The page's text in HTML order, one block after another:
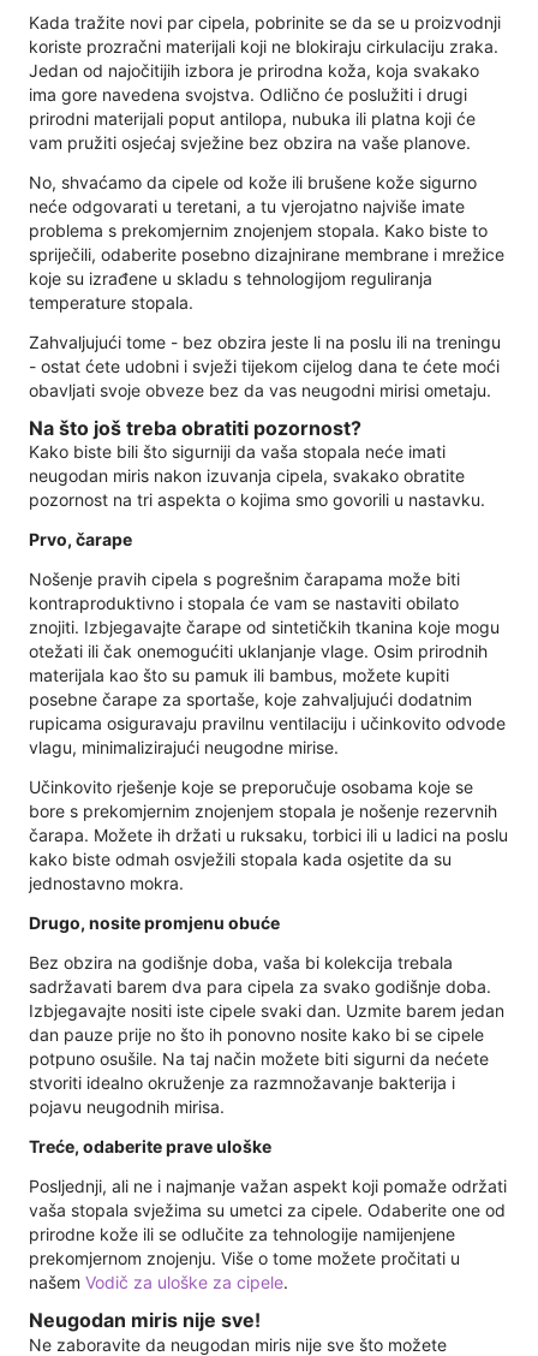
Kada tražite novi par cipela, pobrinite se da se u proizvodnji
koriste prozračni materijali koji ne blokiraju cirkulaciju zraka.
Jedan od najočitijih izbora je prirodna koža, koja svakako
ima gore navedena svojstva. Odlično će poslužiti i drugi
prirodni materijali poput antilopa, nubuka ili platna koji će
vam pružiti osjećaj svježine bez obzira na vaše planove.
No, shvaćamo da cipele od kože ili brušene kože sigurno
neće odgovarati u teretani, a tu vjerojatno najviše imate
problema s prekomjernim znojenjem stopala. Kako biste to
spriječili, odaberite posebno dizajnirane membrane i mrežice
koje su izrađene u skladu s tehnologijom reguliranja
temperature stopala.
Zahvaljujući tome - bez obzira jeste li na poslu ili na treningu
- ostat ćete udobni i svježi tijekom cijelog dana te ćete moći
obavljati svoje obveze bez da vas neugodni mirisi ometaju.
Na što još treba obratiti pozornost?
Kako biste bili što sigurniji da vaša stopala neće imati
neugodan miris nakon izuvanja cipela, svakako obratite
pozornost na tri aspekta o kojima smo govorili u nastavku.
Prvo, čarape
Nošenje pravih cipela s pogrešnim čarapama može biti
kontraproduktivno i stopala će vam se nastaviti obilato
znojiti. Izbjegavajte čarape od sintetičkih tkanina koje mogu
otežati ili čak onemogućiti uklanjanje vlage. Osim prirodnih
materijala kao što su pamuk ili bambus, možete kupiti
posebne čarape za sportaše, koje zahvaljujući dodatnim
rupicama osiguravaju pravilnu ventilaciju i učinkovito odvode
vlagu, minimalizirajući neugodne mirise.
Učinkovito rješenje koje se preporučuje osobama koje se
bore s prekomjernim znojenjem stopala je nošenje rezervnih
čarapa. Možete ih držati u ruksaku, torbici ili u ladici na poslu
kako biste odmah osvježili stopala kada osjetite da su
jednostavno mokra.
Drugo, nosite promjenu obuće
Bez obzira na godišnje doba, vaša bi kolekcija trebala
sadržavati barem dva para cipela za svako godišnje doba.
Izbjegavajte nositi iste cipele svaki dan. Uzmite barem jedan
dan pauze prije no što ih ponovno nosite kako bi se cipele
potpuno osušile. Na taj način možete biti sigurni da nećete
stvoriti idealno okruženje za razmnožavanje bakterija i
pojavu neugodnih mirisa.
Treće, odaberite prave uloške
Posljednji, ali ne i najmanje važan aspekt koji pomaže održati
vaša stopala svježima su umetci za cipele. Odaberite one od
prirodne kože ili se odlučite za tehnologije namijenjene
prekomjernom znojenju. Više o tome možete pročitati u
našem Vodič za uloške za cipele.
Neugodan miris nije sve!
Ne zaboravite da neugodan miris nije sve što možete